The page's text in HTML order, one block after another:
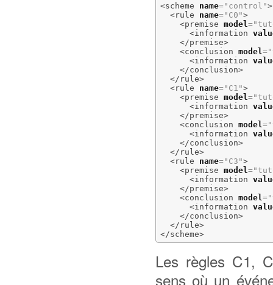
<scheme name="control">
<rule
name="C0">
<premise model =
<information
</premise>
<conclusion model =
<information
</conclusion>
</rule>
<rule
name="C1">
<premise model =
<information
</premise>
<conclusion model =
<information
</conclusion>
</rule>
<rule
name="C3">
<premise model =
<information
</premise>
<conclusion model =
<information
</conclusion>
</rule>
</scheme>
Les règles C1,
sens où un